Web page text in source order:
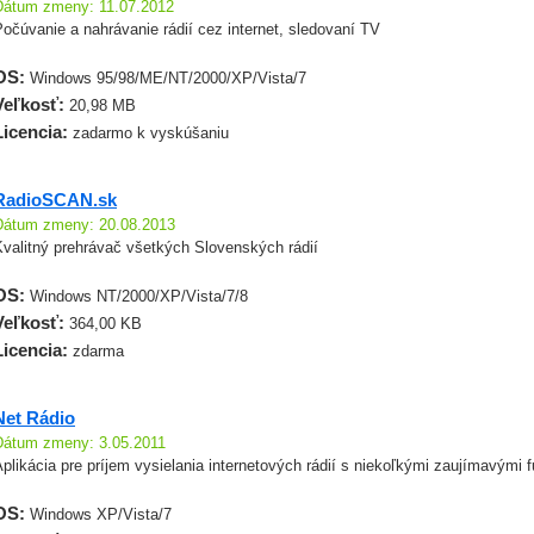
zmeny: 11.07.2012
a nahrávanie rádií cez internet, sledovaní TV
Windows 95/98/ME/NT/2000/XP/Vista/7
20,98 MB
zadarmo k vyskúšaniu
zmeny: 20.08.2013
prehrávač všetkých Slovenských rádií
Windows NT/2000/XP/Vista/7/8
364,00 KB
zdarma
Rádio
zmeny: 3.05.2011
pre príjem vysielania internetových rádií s niekoľkými zaujímavými
Windows XP/Vista/7